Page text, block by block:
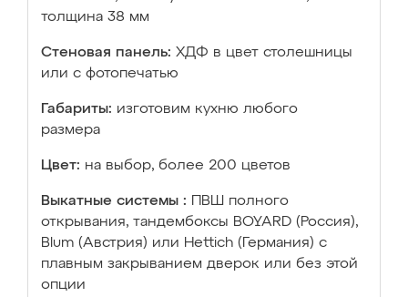
толщина 38 мм
Стеновая панель: ХДФ в цвет столешницы
или с фотопечатью
Габариты: изготовим кухню любого
размера
Цвет: на выбор, более 200 цветов
Выкатные системы :
ПВШ полного
открывания, тандембоксы BOYARD (Россия),
Blum (Австрия) или Hettich (Германия) с
плавным закрыванием дверок или без этой
опции